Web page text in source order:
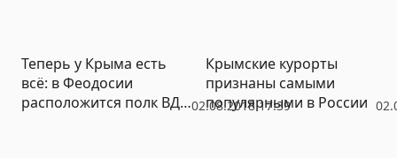
02.08.2018 17:39
Теперь у Крыма есть
всё: в Феодосии
расположится полк ВДВ
Крымские курорты
признаны самыми
популярными в России